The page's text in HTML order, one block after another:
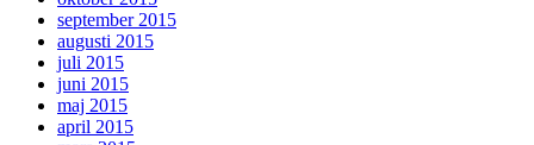
september 2015
augusti 2015
juli 2015
juni 2015
maj 2015
april 2015